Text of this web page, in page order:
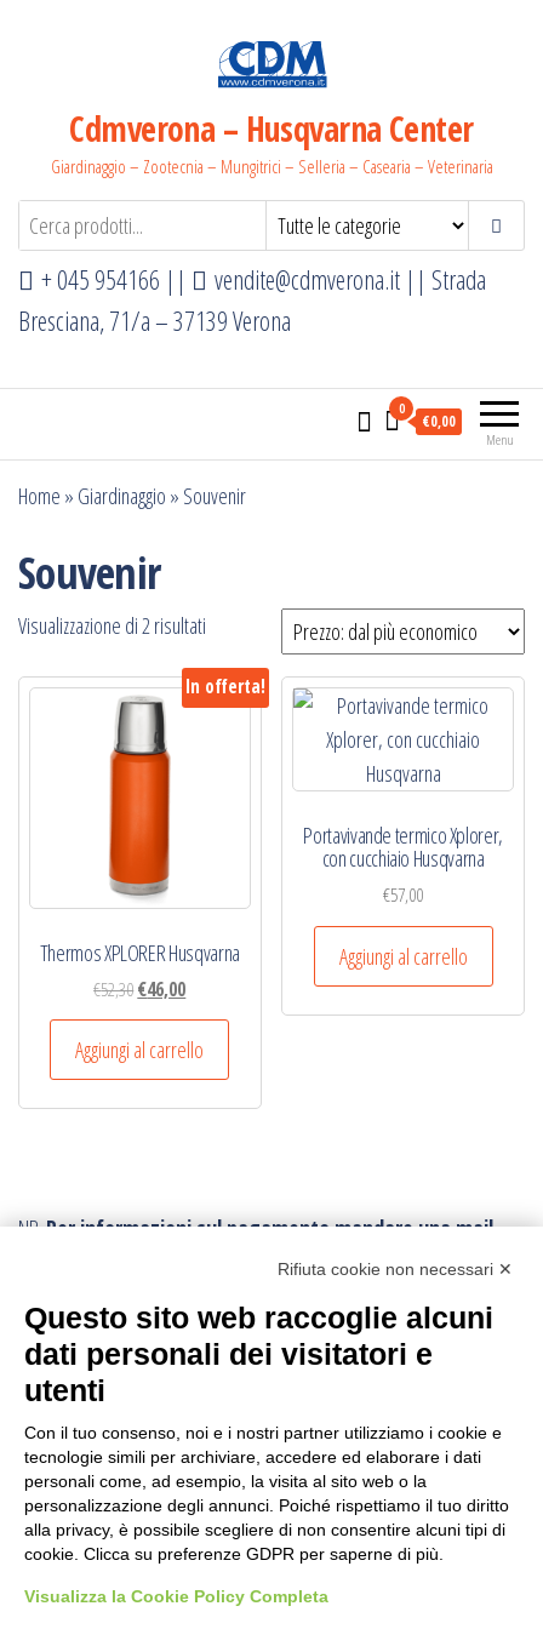
Cdmverona – Husqvarna Center
Giardinaggio – Zootecnia – Mungitrici – Selleria – Casearia – Veterinaria
+ 045 954166 || vendite@cdmverona.it || Strada
Bresciana, 71/a – 37139 Verona
Menu
0
€0,00
Home » Giardinaggio » Souvenir
Souvenir
Visualizzazione di 2 risultati
più
In offerta!
Thermos XPLORER Husqvarna
€52,30Il
prezzo
originale
era:
€52,30.
€46,00Il
prezzo
attuale
è:
€46,00.
Aggiungi al carrello
Portavivande termico Xplorer,
con cucchiaio Husqvarna
€57,00
Aggiungi al carrello
NB.Per informazioni sul pagamento mandare una mail.
Ogni ordine, avrà un costo di trasporto variabile da
speciali.Per conoscere la tariffa corretta della spedizione,
conviene fare l’ordine e poi viene inviato il corretto
tariffario: l’ordine può essere annullato in ogni momento.
I resi sono accettati con trasporto andata e ritornosempre a carico
dell’acquirente , anche in caso di rimborso.
CERCA IL PRODOTTO
per:
Rifiuta cookie non necessari ✕
Questo sito web raccoglie alcuni
dati personali dei visitatori e
utenti
Con il tuo consenso, noi e i nostri partner utilizziamo i cookie e
tecnologie simili per archiviare, accedere ed elaborare i dati
personali come, ad esempio, la visita al sito web o la
personalizzazione degli annunci. Poiché rispettiamo il tuo diritto
alla privacy, è possibile scegliere di non consentire alcuni tipi di
cookie. Clicca su preferenze GDPR per saperne di più.
Visualizza la Cookie Policy Completa